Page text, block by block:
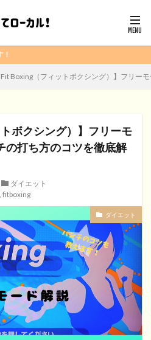
Fit Boxing（フィットボクシング）】フリ
ボクシング）】フリーモ
の打ち方のコツを徹底解
ダイエット
, fitboxing
ダイエット